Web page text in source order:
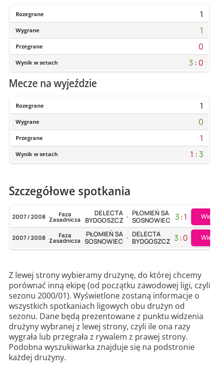
Rozegrane 1
Wygrane 1
Przegrane 0
Wynik w setach 3: 0
Mecze na wyjeździe
Rozegrane 1
Wygrane 0
Przegrane 1
Wynik w setach 1 : 3
Szczegółowe spotkania
2007 / 2008 Faza
Zasadnicza
DELECTA
BYDGOSZCZ - PŁOMIEŃ SA
SOSNOWIEC 3:1
2007 / 2008 Faza
Zasadnicza
PŁOMIEŃ SA
SOSNOWIEC - DELECTA
BYDGOSZCZ 3:0
Z lewej strony wybieramy drużynę, do której chcemy
porównać inną ekipę (od początku zawodowej ligi, czyli
sezonu 2000/01). Wyświetlone zostaną informacje o
wszystkich spotkaniach ligowych obu drużyn od
sezonu. Dane będą prezentowane z punktu widzenia
drużyny wybranej z lewej strony, czyli ile ona razy
wygrała lub przegrała z rywalem z prawej strony.
Podobna wyszukiwarka znajduje się na podstronie
każdej drużyny.